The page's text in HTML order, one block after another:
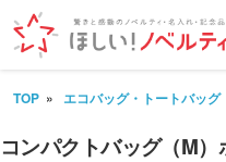
TOP エコバッグ・トートバッグ
コンパクトバッグ（M）